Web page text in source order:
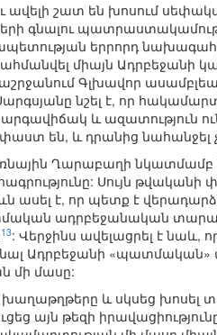
ավելի շատ են խոսում
գնալու
երրորդ
միայն Ադրբեջանի
Գլխավոր
նշել է, որ
և ազատություն
են, և դրանից նահանջել
Ղարաբաղի նկատմամբ
Սույն թվականի
ասել է, որ պետք է
ադրբեջանական
13: Վերջինս ավելացրել է
Ադրբեջանի «պատմական»
մի մասը:
և սկսեց խոսել
այն թեզի